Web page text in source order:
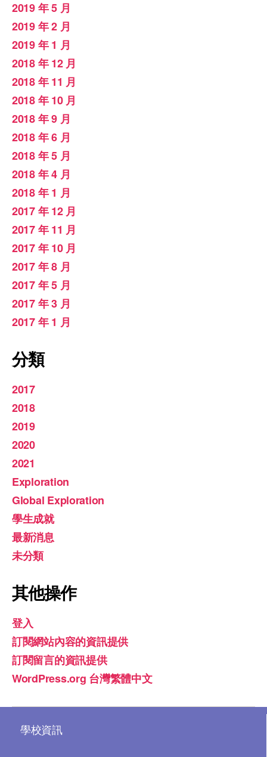
2019 年 5 月
2019 年 2 月
2019 年 1 月
2018 年 12 月
2018 年 11 月
2018 年 10 月
2018 年 9 月
2018 年 6 月
2018 年 5 月
2018 年 4 月
2018 年 1 月
2017 年 12 月
2017 年 11 月
2017 年 10 月
2017 年 8 月
2017 年 5 月
2017 年 3 月
2017 年 1 月
分類
2017
2018
2019
2020
2021
Exploration
Global Exploration
學生成就
最新消息
未分類
其他操作
登入
訂閱網站內容的資訊提供
訂閱留言的資訊提供
WordPress.org 台灣繁體中文
學校資訊